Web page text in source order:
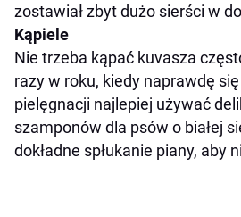
zostawiał zbyt dużo sierści w
Kąpiele
Nie trzeba kąpać kuvasza
razy w roku, kiedy naprawdę
pielęgnacji najlepiej używać
szamponów dla psów o białej
dokładne spłukanie piany, aby